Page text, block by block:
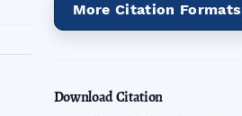
More Citation Formats
Download Citation